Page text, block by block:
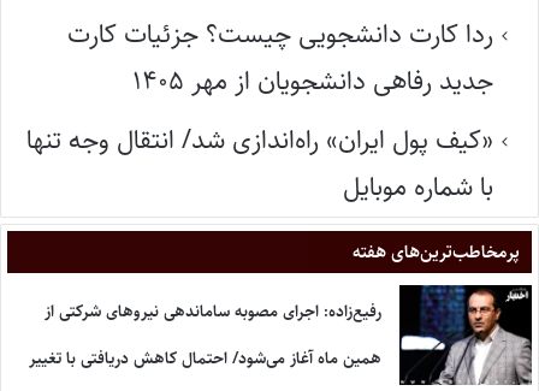
ردا کارت دانشجویی چیست؟ جزئیات کارت
جدید رفاهی دانشجویان از مهر ۱۴۰۵
«کیف پول ایران» راه‌اندازی شد/ انتقال وجه تنها
با شماره موبایل
پر‌مخاطب‌ترین‌های هفته
رفیع‌زاده: اجرای مصوبه ساماندهی نیروهای شرکتی از
همین ماه آغاز می‌شود/ احتمال کاهش دریافتی با تغییر